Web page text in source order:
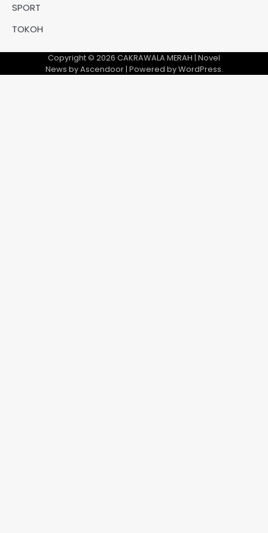
SPORT
TOKOH
Copyright © 2026 CAKRAWALA MERAH | Novel
News byAscendoor| Powered byWordPress.